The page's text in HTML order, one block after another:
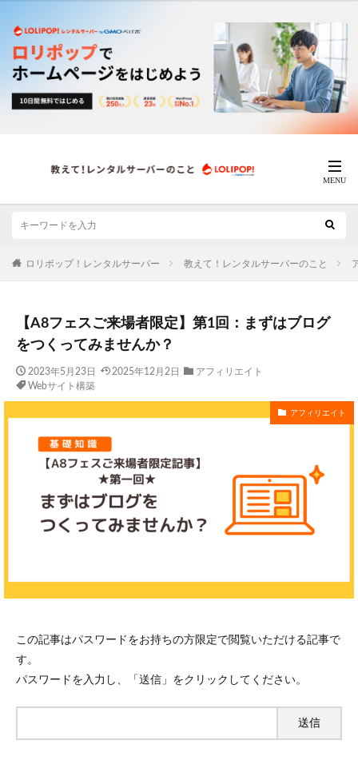
ロリポップ！レンタルサーバー 教えて！レンタルサーバーのこと
【A8フェスご来場者限定】第1回：まずはブログ
をつくってみませんか？
2023年5月23日 2025年12月2日
アフィリエイト
Webサイト構築
アフィリエイト
この記事はパスワードをお持ちの方限定で閲覧いただける記事で
す。
パスワードを入力し、「送信」をクリックしてください。